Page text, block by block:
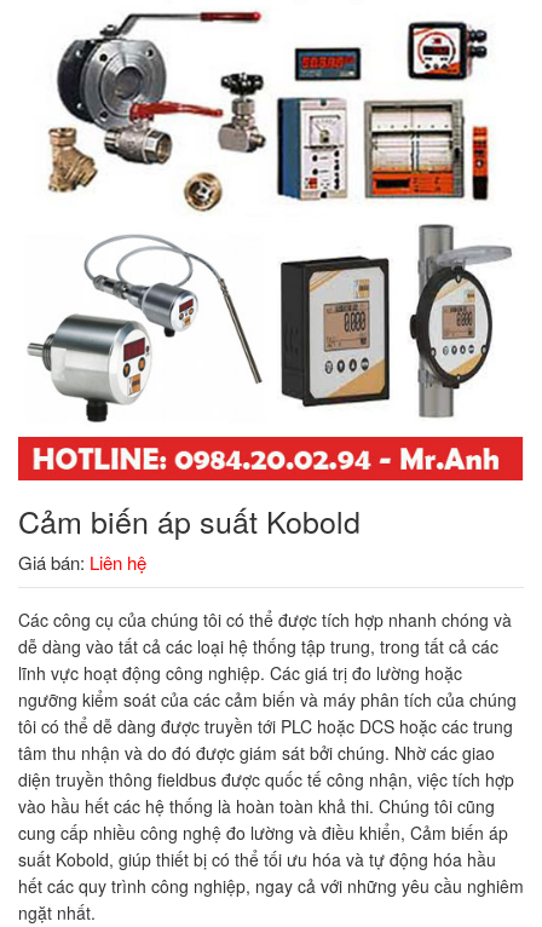
Cảm biến áp suất Kobold
Giá bán: Liên hệ
Các công cụ của chúng tôi có thể được tích hợp nhanh chóng và
dễ dàng vào tất cả các loại hệ thống tập trung, trong tất cả các
lĩnh vực hoạt động công nghiệp. Các giá trị đo lường hoặc
ngưỡng kiểm soát của các cảm biến và máy phân tích của chúng
tôi có thể dễ dàng được truyền tới PLC hoặc DCS hoặc các trung
tâm thu nhận và do đó được giám sát bởi chúng. Nhờ các giao
diện truyền thông fieldbus được quốc tế công nhận, việc tích hợp
vào hầu hết các hệ thống là hoàn toàn khả thi. Chúng tôi cũng
cung cấp nhiều công nghệ đo lường và điều khiển, Cảm biến áp
suất Kobold, giúp thiết bị có thể tối ưu hóa và tự động hóa hầu
hết các quy trình công nghiệp, ngay cả với những yêu cầu nghiêm
ngặt nhất.